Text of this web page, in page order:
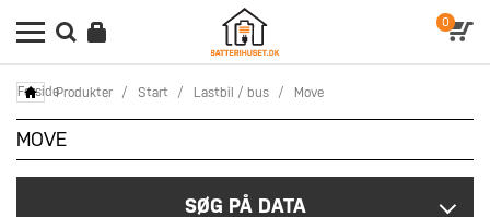
0
ForsideProdukter / Start / Lastbil / bus / Move
MOVE
SØG PÅ DATA